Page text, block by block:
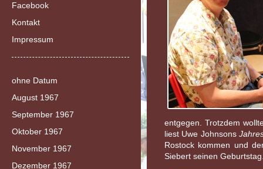
entgegen. Trotzdem
liest Uwe Johnsons
Rostock kommen und
Siebert seinen
Facebook
Kontakt
Impressum
ohne Datum
August 1967
September 1967
Oktober 1967
November 1967
Dezember 1967